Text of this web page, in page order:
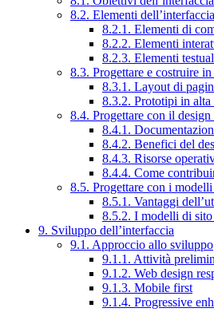
8.2. Elementi dell’interfaccia
8.2.1. Elementi di
8.2.2. Elementi
8.2.3. Elementi
8.3. Progettare e costruire
8.3.1. Layout di
8.3.2. Prototipi in alta
8.4. Progettare con il design
8.4.1.
8.4.2. Benefici del
8.4.3. Risorse
8.4.4. Come
8.5. Progettare con i
8.5.1. Vantaggi
8.5.2. I modelli di
9. Sviluppo dell’interfaccia
9.1. Approccio allo sviluppo
9.1.1. Attività
9.1.2. Web design
9.1.3. Mobile first
9.1.4. Progressive